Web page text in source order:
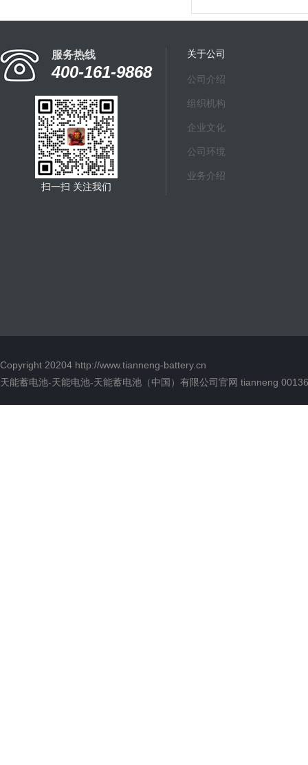
服务热线
400-161-9868
扫一扫 关注我们
关于公司
公司介绍
组织机构
企业文化
公司环境
业务介绍
Copyright 20204 http://www.tianneng-battery.cn
天能蓄电池-天能电池-天能蓄电池（中国）有限公司官网 tianneng